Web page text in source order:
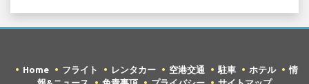
Home フライト レンタカー 空港交通 駐車 ホテル
情